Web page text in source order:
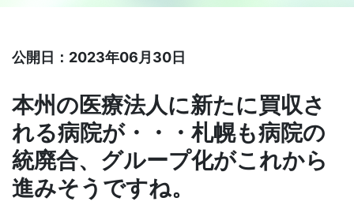
公開日：2023年06月30日
本州の医療法人に新たに買収さ
れる病院が・・・札幌も病院の
統廃合、グループ化がこれから
進みそうですね。